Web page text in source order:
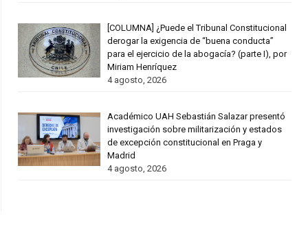
[COLUMNA] ¿Puede el Tribunal Constitucional
derogar la exigencia de “buena conducta”
para el ejercicio de la abogacía? (parte I), por
Miriam Henríquez
4 agosto, 2026
Académico UAH Sebastián Salazar presentó
investigación sobre militarización y estados
de excepción constitucional en Praga y
Madrid
4 agosto, 2026